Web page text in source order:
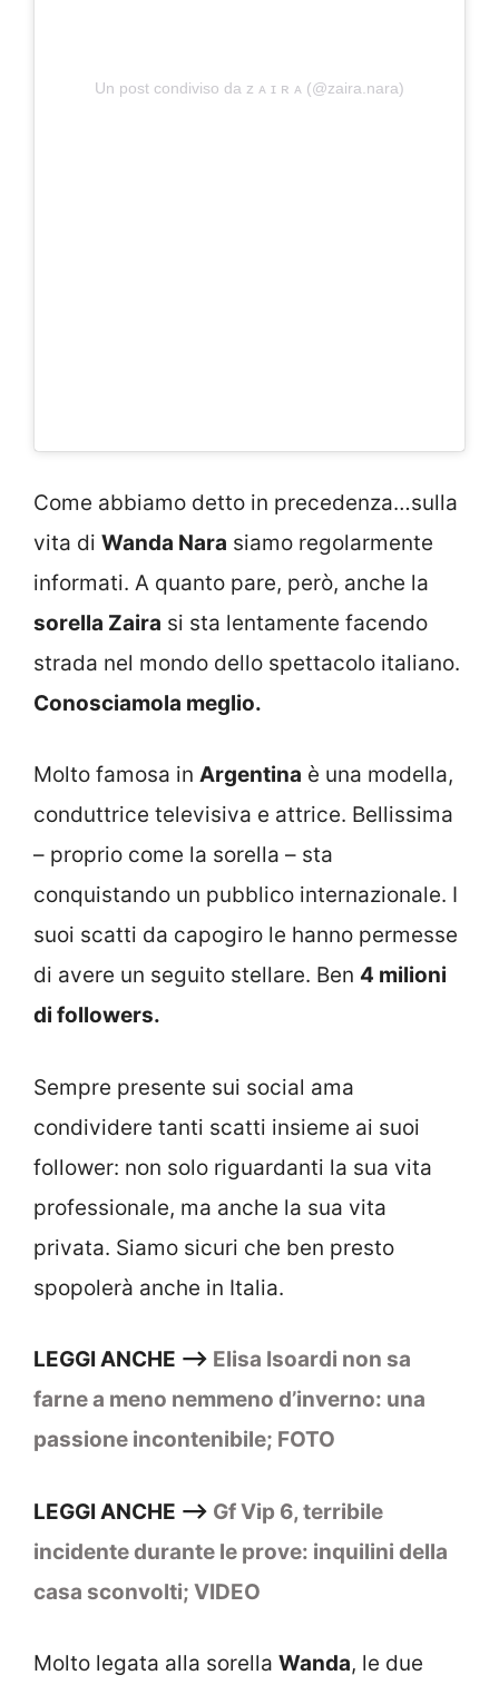
Un post condiviso da ᴢ ᴀ ɪ ʀ ᴀ (@zaira.nara)
Come abbiamo detto in precedenza…sulla
vita di Wanda Nara siamo regolarmente
informati. A quanto pare, però, anche la
sorella Zaira si sta lentamente facendo
strada nel mondo dello spettacolo italiano.
Conosciamola meglio.
Molto famosa in Argentina è una modella,
conduttrice televisiva e attrice. Bellissima
– proprio come la sorella – sta
conquistando un pubblico internazionale. I
suoi scatti da capogiro le hanno permesse
di avere un seguito stellare. Ben 4 milioni
di followers.
Sempre presente sui social ama
condividere tanti scatti insieme ai suoi
follower: non solo riguardanti la sua vita
professionale, ma anche la sua vita
privata. Siamo sicuri che ben presto
spopolerà anche in Italia.
LEGGI ANCHE –> Elisa Isoardi non sa
farne a meno nemmeno d’inverno: una
passione incontenibile; FOTO
LEGGI ANCHE –> Gf Vip 6, terribile
incidente durante le prove: inquilini della
casa sconvolti; VIDEO
Molto legata alla sorella Wanda, le due